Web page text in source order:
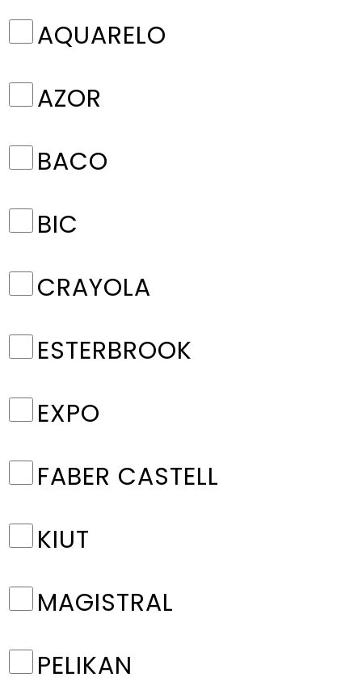
AQUARELO
AZOR
BACO
BIC
CRAYOLA
ESTERBROOK
EXPO
FABER CASTELL
KIUT
MAGISTRAL
PELIKAN